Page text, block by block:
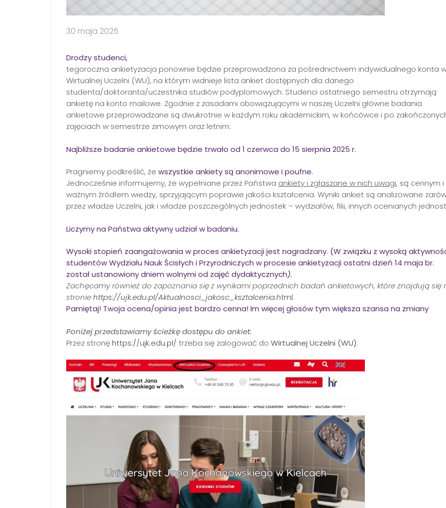
30 maja 2025
Drodzy studenci,
tegoroczna ankietyzacja ponownie będzie przeprowadzona za pośrednictwem indywidualnego konta
Wirtualnej Uczelni (WU), na którym widnieje lista ankiet dostępnych dla danego
studenta/doktoranta/uczestnika studiów podyplomowych. Studenci ostatniego semestru otrzymają
ankietę na konto mailowe. Zgodnie z zasadami obowiązującymi w naszej Uczelni główne badania
ankietowe przeprowadzane są dwukrotnie w każdym roku akademickim, w końcówce i po
zajęciach w semestrze zimowym oraz letnim.
Najbliższe badanie ankietowe będzie trwało od 1 czerwca do 15 sierpnia 2025 r.
Pragniemy podkreślić, że wszystkie ankiety są anonimowe i poufne.
Jednocześnie informujemy, że wypełniane przez Państwa ankiety i zgłaszane w nich uwagi, są cennym i
ważnym źródłem wiedzy, sprzyjającym poprawie jakości kształcenia. Wyniki ankiet są analizowane
przez władze Uczelni, jak i władze poszczególnych jednostek – wydziałów, filii, innych ocenianych
Liczymy na Państwa aktywny udział w badaniu.
Wysoki stopień zaangażowania w proces ankietyzacji jest nagradzany. (W związku z wysoką
studentów Wydziału Nauk Ścisłych i Przyrodniczych w procesie ankietyzacji ostatni dzień 14 maja br.
został ustanowiony dniem wolnymi od zajęć dydaktycznych).
Zachęcamy również do zapoznania się z wynikami poprzednich badań ankietowych, które znajdują się
stroniehttps://ujk.edu.pl/Aktualnosci_jakosc_ksztalcenia.html.
Pamiętaj! Twoja ocena/opinia jest bardzo cenna! Im więcej głosów tym większa szansa na zmiany
Poniżej przedstawiamy ścieżkę dostępu do ankiet:
Przez stronęhttps://ujk.edu.pl/ trzeba się zalogować do Wirtualnej Uczelni (WU):